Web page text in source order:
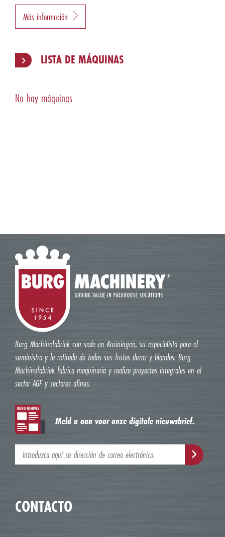
Más información
LISTA DE MÁQUINAS
No hay máquinas
Burg Machinefabriek con sede en Kruiningen, su especialista para el
suministro y la retirada de todos sus frutos duros y blandos. Burg
Machinefabriek fabrica maquinaria y realiza proyectos integrales en el
sector AGF y sectores afines.
Meld u aan voor onze digitale nieuwsbrief.
CONTACTO